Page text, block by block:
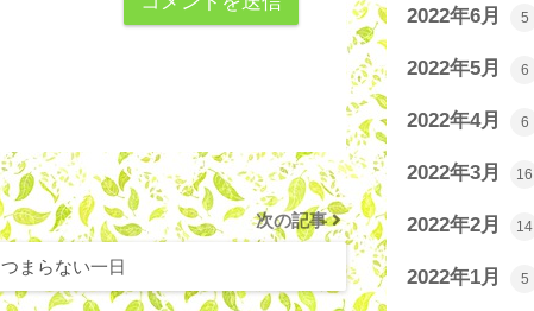
次の記事
つまらない一日
2022年6月 5
2022年5月 6
2022年4月 6
2022年3月 16
2022年2月 14
2022年1月 5